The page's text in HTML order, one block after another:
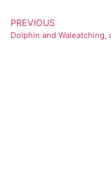
PREVIOUS